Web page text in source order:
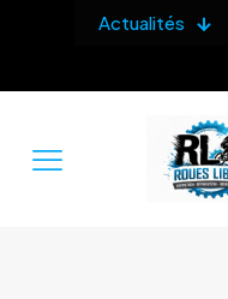
Actualités